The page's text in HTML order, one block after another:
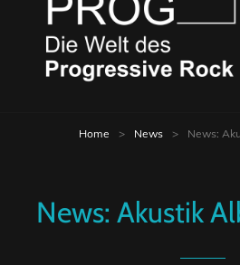
Home > News > News:
News: Akustik